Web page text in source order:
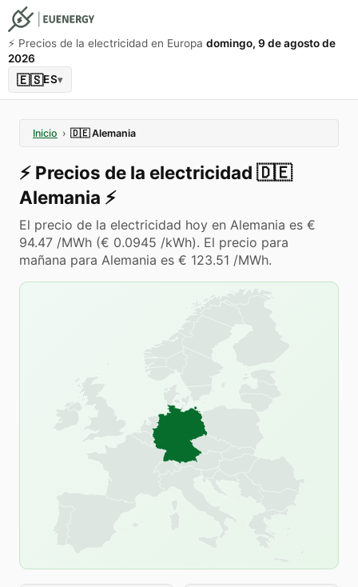
⚡️ Precios de la electricidad en Europa domingo, 9 de agosto de
2026
🇪🇸ES▾
Inicio › 🇩🇪 Alemania
⚡️ Precios de la electricidad 🇩🇪
Alemania ⚡️
El precio de la electricidad hoy en Alemania es €
94.47 /MWh (€ 0.0945 /kWh). El precio para
mañana para Alemania es € 123.51 /MWh.